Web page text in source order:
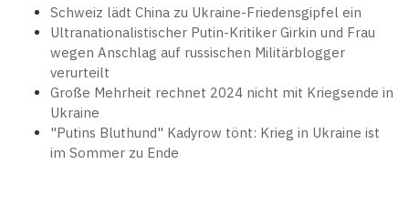
Schweiz lädt China zu Ukraine-Friedensgipfel ein
Ultranationalistischer Putin-Kritiker Girkin und Frau
wegen Anschlag auf russischen Militärblogger
verurteilt
Große Mehrheit rechnet 2024 nicht mit Kriegsende in
Ukraine
"Putins Bluthund" Kadyrow tönt: Krieg in Ukraine ist
im Sommer zu Ende